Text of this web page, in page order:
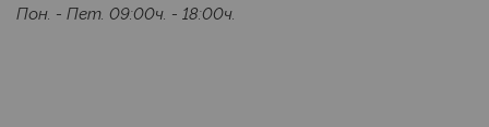
Пон. - Пет. 09:00ч. - 18:00ч.